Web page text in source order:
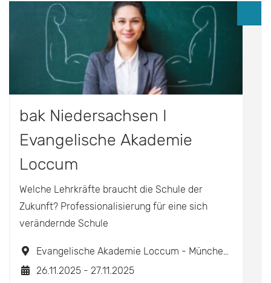
bak Niedersachsen I
Evangelische Akademie
Loccum
Welche Lehrkräfte braucht die Schule der
Zukunft? Professionalisierung für eine sich
verändernde Schule
Evangelische Akademie Loccum - Münchehäger Str. 6 - 31547 Rehburg-Loccum
26.11.2025 - 27.11.2025